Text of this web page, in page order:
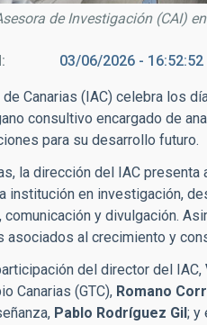
de Investigación (CAI)
03/06/2026 - 16:52:52
Canarias (IAC) celebra los
consultivo encargado de
para su desarrollo futuro.
la dirección del IAC
institución en investigación,
y divulgación.
al crecimiento y
del director del IAC,
Canarias (GTC), Romano
Pablo Rodríguez Gil ; y